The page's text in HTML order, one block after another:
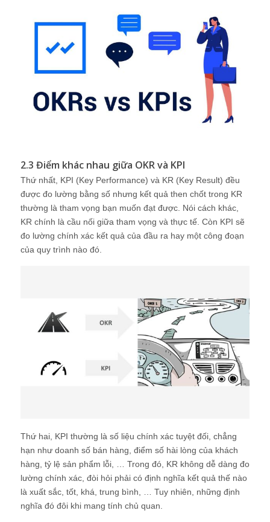
2.3 Điểm khác nhau giữa OKR và KPI
Thứ nhất, KPI (Key Performance) và KR (Key Result) đều
được đo lường bằng số nhưng kết quả then chốt trong KR
thường là tham vọng bạn muốn đạt được. Nói cách khác,
KR chính là cầu nối giữa tham vọng và thực tế. Còn KPI sẽ
đo lường chính xác kết quả của đầu ra hay một công đoạn
của quy trình nào đó.
Thứ hai, KPI thường là số liệu chính xác tuyệt đối, chẳng
hạn như doanh số bán hàng, điểm số hài lòng của khách
hàng, tỷ lệ sản phẩm lỗi, … Trong đó, KR không dễ dàng đo
lường chính xác, đòi hỏi phải có định nghĩa kết quả thế nào
là xuất sắc, tốt, khá, trung bình, … Tuy nhiên, những định
nghĩa đó đôi khi mang tính chủ quan.